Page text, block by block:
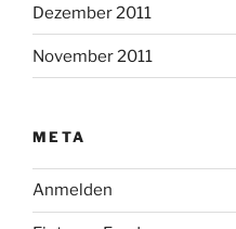
Dezember 2011
November 2011
META
Anmelden